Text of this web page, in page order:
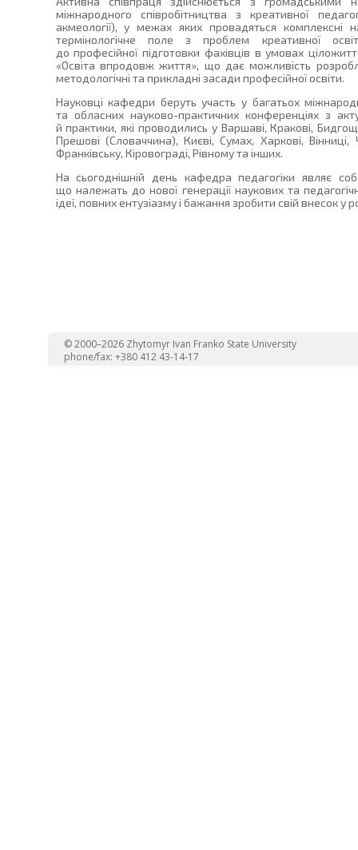
міжнародного співробітництва з креативної
акмеології), у межах яких провадяться комплексні
термінологічне поле з проблем креативної
до професійної підготовки фахівців в умовах
«Освіта впродовж життя», що дає можливість
методологічні та прикладні засади професійної освіти.
Науковці кафедри беруть участь у багатьох
та обласних науково-практичних конференціях з
й практики, які проводились у Варшаві, Кракові,
Прешові (Словаччина), Києві, Сумах, Харкові, Вінниці,
Франківську, Кіровограді, Рівному та інших.
На сьогоднішній день кафедра педагогіки являє
що належать до нової генерації наукових та
ідеї, повних ентузіазму і бажання зробити свій внесок у
© 2000–2026 Zhytomyr Ivan Franko State University
phone/fax: +380 412 43-14-17